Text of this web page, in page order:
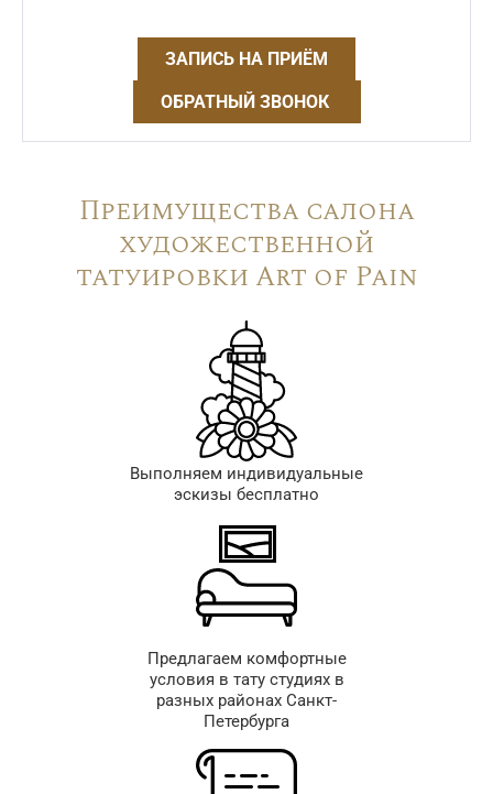
ЗАПИСЬ НА ПРИЁМ
ОБРАТНЫЙ ЗВОНОК
Преимущества салона
художественной
татуировки Art of Pain
Выполняем индивидуальные
эскизы бесплатно
Предлагаем комфортные
условия в тату студиях в
разных районах Санкт-
Петербурга